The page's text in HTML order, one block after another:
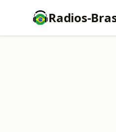
Radios-